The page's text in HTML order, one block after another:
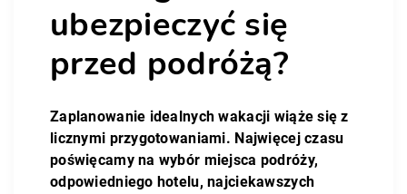
ubezpieczyć się
przed podróżą?
Zaplanowanie idealnych wakacji wiąże się z
licznymi przygotowaniami. Najwięcej czasu
poświęcamy na wybór miejsca podróży,
odpowiedniego hotelu, najciekawszych